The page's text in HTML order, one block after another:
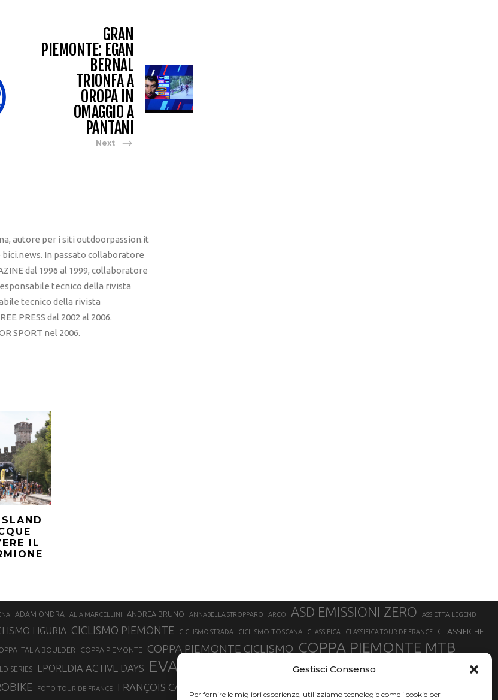
Gestisci Consenso
Per fornire le migliori esperienze, utilizziamo tecnologie come i cookie per
GRAN
PIEMONTE: EGAN
BERNAL
TRIONFA A
OROPA IN
OMAGGIO A
PANTANI
Next
autore per i siti outdoorpassion.it
In passato collaboratore
dal 1996 al 1999, collaboratore
tecnico della rivista
tecnico della rivista
PRESS dal 2002 al 2006.
SPORT nel 2006.
IL
ADAM ONDRA ALIA MARCELLINI ANDREA BRUNO ANNABELLA STROPPARO ARCO ASD EMISSIONI ZERO ASSIETTA LEGEND
LIGURIA CICLISMO PIEMONTE CICLISMO STRADA CICLISMO TOSCANA CLASSIFICA CLASSIFICA TOUR DE FRANCE CLASSIFICHE
ITALIA BOULDER COPPA PIEMONTE COPPA PIEMONTE CICLISMO COPPA PIEMONTE MTB
SERIES EPOREDIA ACTIVE DAYS EVA LECHNER FABIO ARU FIAB FINALE LIGURE
FOTO TOUR DE FRANCE FRANÇOIS CAZZANELLI